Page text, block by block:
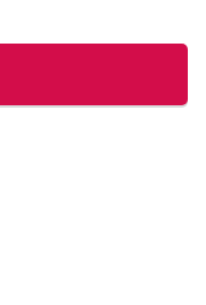
ストの他の記事を読む